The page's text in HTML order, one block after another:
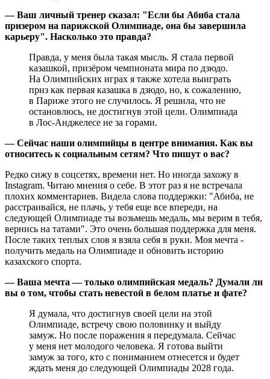
— Ваш личный тренер сказал: "Если бы Абиба стала
призером на парижской Олимпиаде, она бы завершила
карьеру". Насколько это правда?
Правда, у меня была такая мысль. Я стала первой
казашкой, призёром чемпионата мира по дзюдо.
На Олимпийских играх я также хотела выиграть
приз как первая казашка в дзюдо, но, к сожалению,
в Париже этого не случилось. Я решила, что не
остановлюсь, не достигнув этой цели. Олимпиада
в Лос-Анджелесе не за горами.
— Сейчас наши олимпийцы в центре внимания. Как вы
относитесь к социальным сетям? Что пишут о вас?
Редко сижу в соцсетях, времени нет. Но иногда захожу в
Instagram. Читаю мнения о себе. В этот раз я не встречала
плохих комментариев. Видела слова поддержки: "Абиба, не
расстраивайся, не плачь, у тебя еще все впереди, на
следующей Олимпиаде ты возьмешь медаль, мы верим в тебя,
вернись на татами". Это очень большая поддержка для меня.
После таких теплых слов я взяла себя в руки. Моя мечта -
получить медаль на Олимпиаде и обновить историю
казахского спорта.
— Ваша мечта — только олимпийская медаль? Думали ли
вы о том, чтобы стать невестой в белом платье и фате?
Я думала, что достигнув своей цели на этой
Олимпиаде, встречу свою половинку и выйду
замуж. Но после поражения я передумала. Сейчас
у меня нет молодого человека. Я готова выйти
замуж за того, кто с пониманием отнесется и будет
ждать меня до следующей Олимпиады 2028 года.